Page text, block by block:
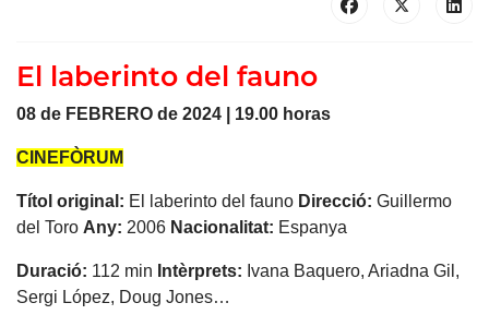
El laberinto del fauno
08 de FEBRERO de 2024 | 19.00 horas
CINEFÒRUM
Títol original: El laberinto del fauno Direcció: Guillermo
del Toro Any: 2006 Nacionalitat: Espanya
Duració: 112 min Intèrprets: Ivana Baquero, Ariadna Gil,
Sergi López, Doug Jones…